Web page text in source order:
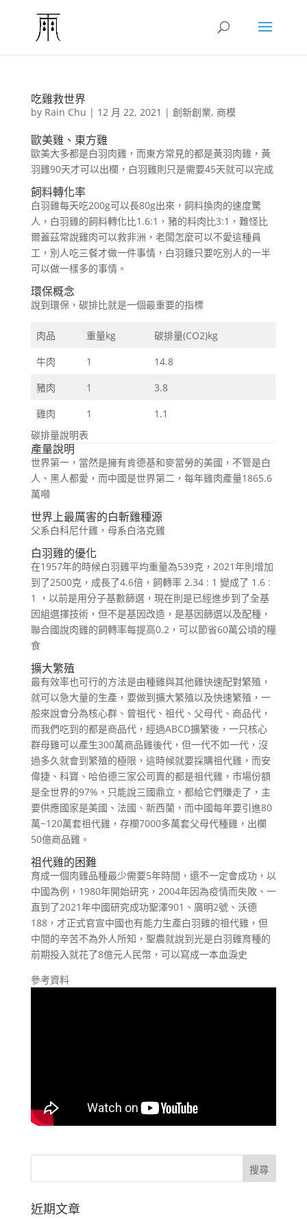
吃雞救世界
by Rain Chu | 12 月 22, 2021 | 創新創業, 商模
歐美雞、東方雞
歐美大多都是白羽肉雞，而東方常見的都是黃羽肉雞，黃
羽雞90天才可以出欄，白羽雞則只是需要45天就可以完成
飼料轉化率
白羽雞每天吃200g可以長80g出來，飼料換肉的速度驚
人，白羽雞的飼料轉化比1.6:1，豬的料肉比3:1，難怪比
爾蓋茲常說雞肉可以救非洲，老闆怎麼可以不愛這種員
工，別人吃三餐才做一件事情，白羽雞只要吃別人的一半
可以做一樣多的事情。
環保概念
說到環保，碳排比就是一個最重要的指標
肉品 重量kg
碳排量(CO2)kg
牛肉
1
14.8
豬肉
1
3.8
雞肉
1
1.1
碳排量說明表
產量說明
世界第一，當然是擁有肯德基和麥當勞的美國，不管是白
人、黑人都愛，而中國是世界第二，每年雞肉產量1865.6
萬噸
世界上最厲害的白斬雞種源
父系白科尼什雞，母系白洛克雞
白羽雞的優化
在1957年的時候白羽雞平均重量為539克，2021年則增加
到了2500克，成長了4.6倍，飼轉率 2.34 : 1 變成了 1.6 :
1 ，以前是用分子基數篩選，現在則是已經進步到了全基
因組選擇技術，但不是基因改造，是基因篩選以及配種，
聯合國說肉雞的飼轉率每提高0.2，可以節省60萬公頃的糧
食
擴大繁殖
最有效率也可行的方法是由種雞與其他雞快速配對繁殖，
就可以急大量的生產，要做到擴大繁殖以及快速繁殖，一
般來說會分為核心群、曾祖代、祖代、父母代、商品代，
而我們吃到的都是商品代，經過ABCD擴繁後，一只核心
群母雞可以產生300萬商品雞後代，但一代不如一代，沒
過多久就會到繁殖的極限，這時候就要採購祖代雞，而安
偉捷、科寶、哈伯德三家公司賣的都是祖代雞，市場份額
是全世界的97%，只能說三國鼎立，都給它們賺走了，主
要供應國家是美國、法國、新西蘭，而中國每年要引進80
萬~120萬套祖代雞，存欄7000多萬套父母代種雞，出欄
50億商品雞。
祖代雞的困難
育成一個肉雞品種最少需要5年時間，還不一定會成功，以
中國為例，1980年開始研究，2004年因為疫情而失敗、一
直到了2021年中國研究成功聖澤901、廣明2號、沃德
188，才正式官宣中國也有能力生產白羽雞的祖代雞，但
中間的辛苦不為外人所知，聖農就說到光是白羽雞育種的
前期投入就花了8億元人民幣，可以寫成一本血淚史
參考資料
近期文章